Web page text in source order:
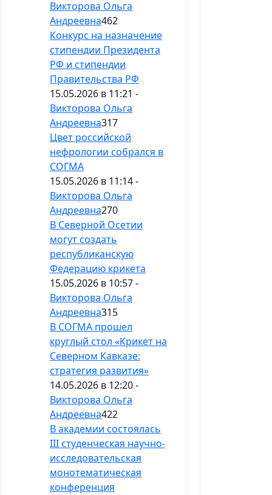
Викторова Ольга
Андреевна462
Конкурс на назначение
стипендии Президента
РФ и стипендии
Правительства РФ
15.05.2026 в 11:21 -
Викторова Ольга
Андреевна317
Цвет российской
нефрологии собрался в
СОГМА
15.05.2026 в 11:14 -
Викторова Ольга
Андреевна270
В Северной Осетии
могут создать
республиканскую
Федерацию крикета
15.05.2026 в 10:57 -
Викторова Ольга
Андреевна315
В СОГМА прошел
круглый стол «Крикет на
Северном Кавказе:
стратегия развития»
14.05.2026 в 12:20 -
Викторова Ольга
Андреевна422
В академии состоялась
III студенческая научно-
исследовательская
монотематическая
конференция